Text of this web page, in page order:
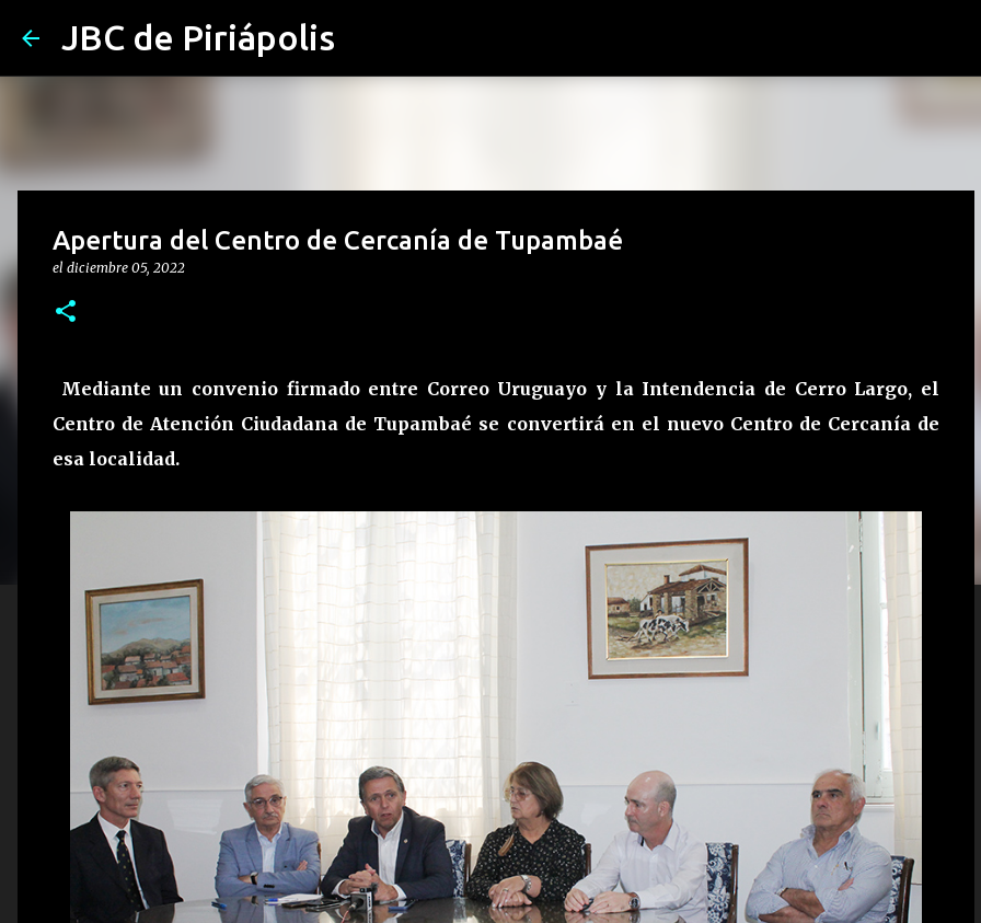
JBC de Piriápolis
Apertura del Centro de Cercanía de Tupambaé
el diciembre 05, 2022
Mediante un convenio firmado entre Correo Uruguayo y la Intendencia de Cerro Largo, el
Centro de Atención Ciudadana de Tupambaé se convertirá en el nuevo Centro de Cercanía de
esa localidad.